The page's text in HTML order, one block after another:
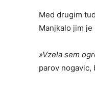
Med drugim
Manjkalo jim
»Vzela sem
parov nogavic,